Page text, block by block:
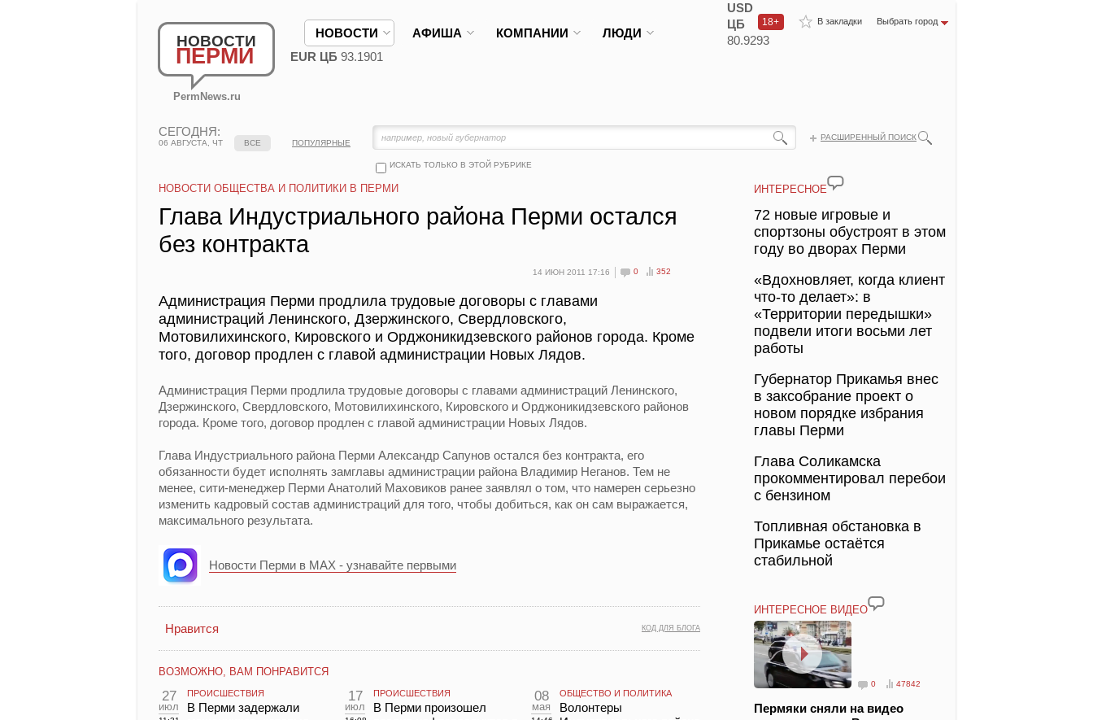
НОВОСТИ
ПЕРМИ
PermNews.ru
В закладки Выбрать город
18+
НОВОСТИ АФИША КОМПАНИИ ЛЮДИ
USD
ЦБ
80.9293
EUR ЦБ 93.1901
СЕГОДНЯ:
06 АВГУСТА, ЧТ
РАСШИРЕННЫЙ ПОИСК
ИСКАТЬ ТОЛЬКО В ЭТОЙ РУБРИКЕ
ВСЕ ПОПУЛЯРНЫЕ
НОВОСТИ ОБЩЕСТВА И ПОЛИТИКИ В ПЕРМИ
Глава Индустриального района Перми остался
без контракта
14 ИЮН 2011 17:16 0 352
Администрация Перми продлила трудовые договоры с главами
администраций Ленинского, Дзержинского, Свердловского,
Мотовилихинского, Кировского и Орджоникидзевского районов города. Кроме
того, договор продлен с главой администрации Новых Лядов.
Администрация Перми продлила трудовые договоры с главами администраций Ленинского,
Дзержинского, Свердловского, Мотовилихинского, Кировского и Орджоникидзевского районов
города. Кроме того, договор продлен с главой администрации Новых Лядов.
Глава Индустриального района Перми Александр Сапунов остался без контракта, его
обязанности будет исполнять замглавы администрации района Владимир Неганов. Тем не
менее, сити-менеджер Перми Анатолий Маховиков ранее заявлял о том, что намерен серьезно
изменить кадровый состав администраций для того, чтобы добиться, как он сам выражается,
максимального результата.
Новости Перми в MAX - узнавайте первыми
КОД ДЛЯ БЛОГА
Нравится
ВОЗМОЖНО, ВАМ ПОНРАВИТСЯ
27
июл
ПРОИСШЕСТВИЯ
В Перми задержали
17
июл
ПРОИСШЕСТВИЯ
В Перми произошел
08
мая
ОБЩЕСТВО И ПОЛИТИКА
Волонтеры
ИНТЕРЕСНОЕ
72 новые игровые и
спортзоны обустроят в этом
году во дворах Перми
«Вдохновляет, когда клиент
что-то делает»: в
«Территории передышки»
подвели итоги восьми лет
работы
Губернатор Прикамья внес
в заксобрание проект о
новом порядке избрания
главы Перми
Глава Соликамска
прокомментировал перебои
с бензином
Топливная обстановка в
Прикамье остаётся
стабильной
ИНТЕРЕСНОЕ ВИДЕО
0 47842
Пермяки сняли на видео